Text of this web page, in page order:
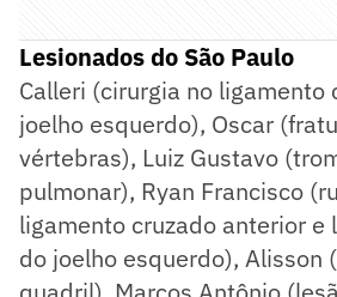
Lesionados do São Paulo
Calleri (cirurgia no ligamento
joelho esquerdo), Oscar
vértebras), Luiz Gustavo
pulmonar), Ryan Francisco
ligamento cruzado anterior e
do joelho esquerdo), Alisson